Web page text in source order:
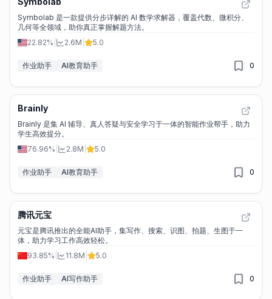
Symbolab 是一款提供分步详解的 AI 数学求解器，覆盖代数、微积分、
几何等全领域，助你真正掌握解题方法。
22.82%
2.6M 5.0
作业助手 AI教育助手 0
Brainly
Brainly 是集 AI 辅导、真人答疑与安全学习于一体的智能作业帮手，助力
学生高效提分。
76.96%
2.8M 5.0
作业助手 AI教育助手 0
腾讯元宝
元宝是腾讯推出的全能AI助手，集写作、搜索、识图、拍题、生图于一
体，助力学习工作高效轻松。
93.85%
11.8M 5.0
作业助手 AI写作助手 0